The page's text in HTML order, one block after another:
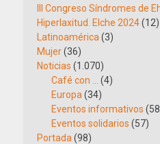
III Congreso Síndromes de
Hiperlaxitud. Elche 2024(12)
Latinoamérica (3)
Mujer(36)
Noticias (1.070)
Café con …
(4)
Europa (34)
Eventos informativos
Eventos solidarios (57)
Portada (98)